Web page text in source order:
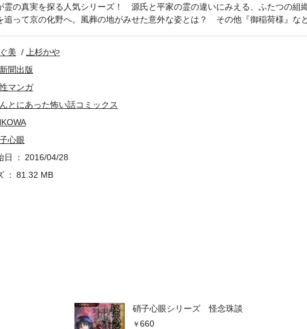
硝子心眼シリーズ 怪念珠談
660
霊の真実を探る人気シリーズ！ 源氏と平家の霊の違いにみえる、ふたつの
追って京の化野へ。風葬の地がみせた意外な姿とは？ その他『御稲荷様』な
美
上杉かや
聞出版
マンガ
とにあった怖い話コミックス
心眼
日
2016/04/28
81.32 MB